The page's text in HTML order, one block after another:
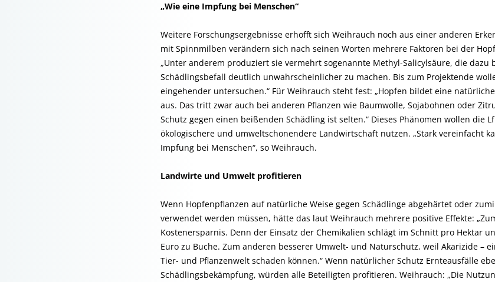
„Wie eine Impfung bei Menschen“
Weitere Forschungsergebnisse erhofft sich Weihrauch noch aus einer anderen
mit Spinnmilben verändern sich nach seinen Worten mehrere Faktoren bei der
„Unter anderem produziert sie vermehrt sogenannte Methyl-Salicylsäure, die dazu
Schädlingsbefall deutlich unwahrscheinlicher zu machen. Bis zum Projektende
eingehender untersuchen.“ Für Weihrauch steht fest: „Hopfen bildet eine
aus. Das tritt zwar auch bei anderen Pflanzen wie Baumwolle, Sojabohnen oder
Schutz gegen einen beißenden Schädling ist selten.“ Dieses Phänomen wollen die
ökologischere und umweltschonendere Landwirtschaft nutzen. „Stark vereinfacht
Impfung bei Menschen“, so Weihrauch.
Landwirte und Umwelt profitieren
Wenn Hopfenpflanzen auf natürliche Weise gegen Schädlinge abgehärtet oder
verwendet werden müssen, hätte das laut Weihrauch mehrere positive Effekte:
Kostenersparnis. Denn der Einsatz der Chemikalien schlägt im Schnitt pro Hektar
Euro zu Buche. Zum anderen besserer Umwelt- und Naturschutz, weil Akarizide –
Tier- und Pflanzenwelt schaden können.“ Wenn natürlicher Schutz Ernteausfälle
Schädlingsbekämpfung, würden alle Beteiligten profitieren. Weihrauch: „Die